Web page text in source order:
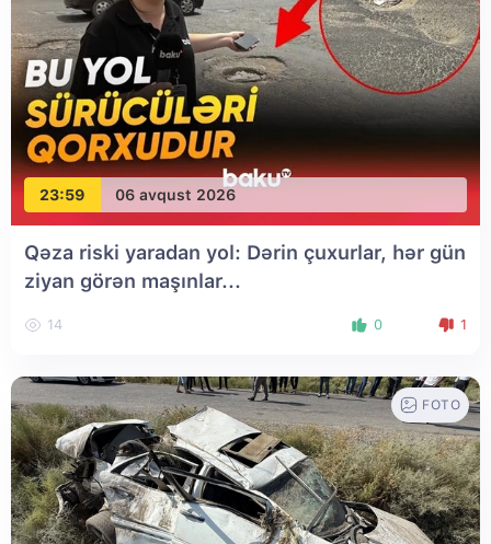
23:59 06 avqust 2026
Qəza riski yaradan yol: Dərin çuxurlar, hər gün
ziyan görən maşınlar...
14 0 1
FOTO